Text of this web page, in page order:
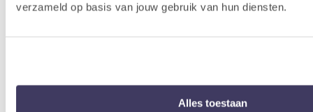
verzameld op basis van jouw gebruik van hun diensten.
Alles toestaan